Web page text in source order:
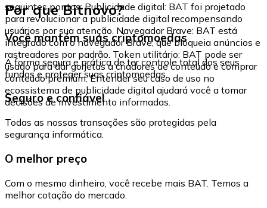
seguintes pontos: Publicidade digital: BAT foi projetado
para revolucionar a publicidade digital recompensando
usuários por sua atenção. Navegador Brave: BAT está
integrado com o navegador Brave, que bloqueia anúncios e
rastreadores por padrão. Token utilitário: BAT pode ser
usado para dar gorjetas a criadores de conteúdo e comprar
conteúdo premium. Entender seu caso de uso no
ecossistema de publicidade digital ajudará você a tomar
decisões de investimento informadas.
Por que Bitnovo?
Você mantém suas criptomoedas
A forma segura e prática de ter controle total dos seus
fundos e proteger suas criptomoedas.
Seguro e confiável
Todas as nossas transações são protegidas pela
segurança informática.
O melhor preço
Com o mesmo dinheiro, você recebe mais BAT. Temos a
melhor cotação do mercado.